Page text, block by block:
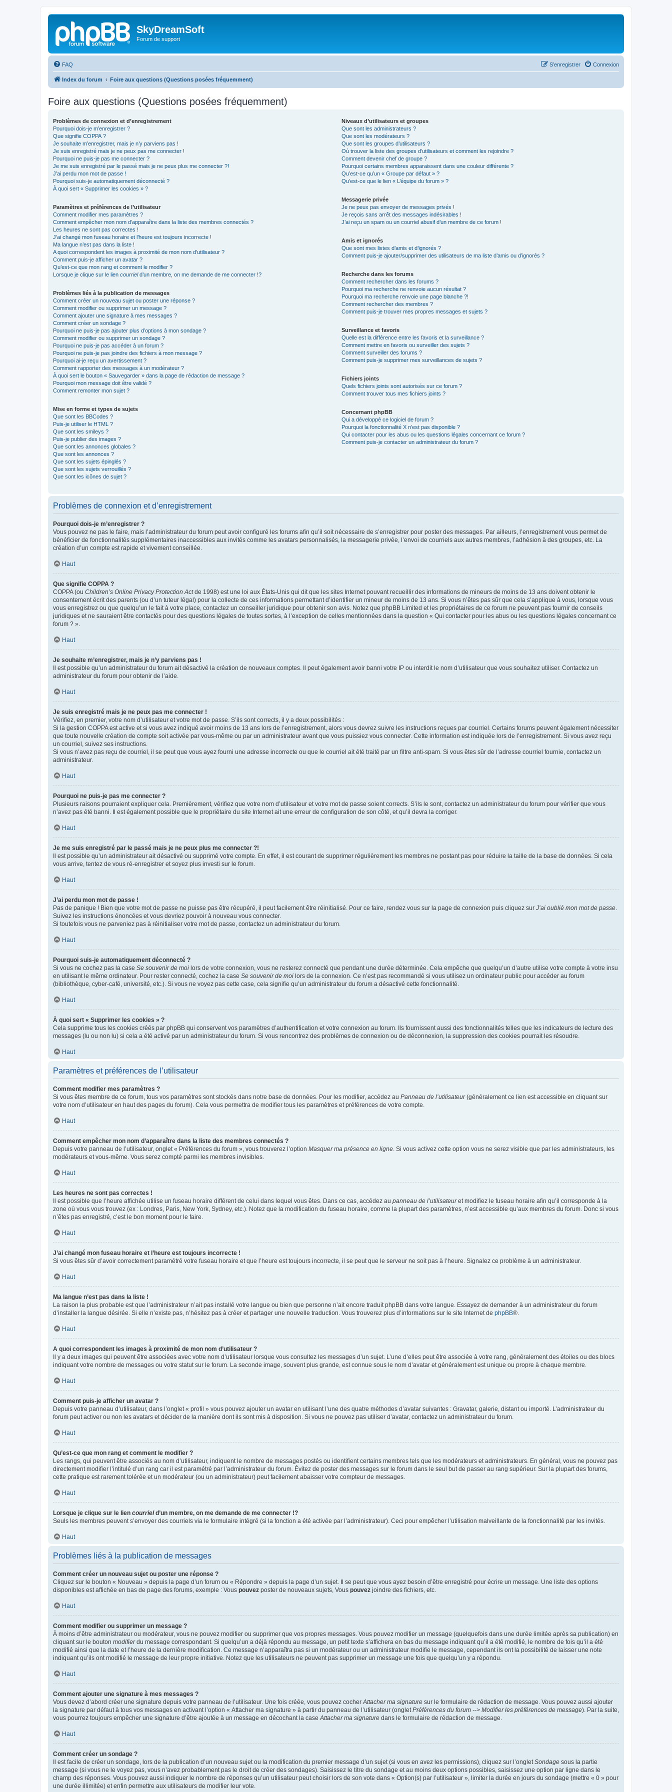
SkyDreamSoft
Forum de support
FAQ Connexion
S’enregistrer
Index du forum Foire aux questions (Questions posées fréquemment)
Foire aux questions (Questions posées fréquemment)
Problèmes de connexion et d’enregistrement
Pourquoi dois-je m’enregistrer ?
Que signifie COPPA ?
Je souhaite m’enregistrer, mais je n’y parviens pas !
Je suis enregistré mais je ne peux pas me connecter !
Pourquoi ne puis-je pas me connecter ?
Je me suis enregistré par le passé mais je ne peux plus me connecter ?!
J’ai perdu mon mot de passe !
Pourquoi suis-je automatiquement déconnecté ?
À quoi sert « Supprimer les cookies » ?
Paramètres et préférences de l’utilisateur
Comment modifier mes paramètres ?
Comment empêcher mon nom d’apparaître dans la liste des membres connectés ?
Les heures ne sont pas correctes !
J’ai changé mon fuseau horaire et l’heure est toujours incorrecte !
Ma langue n’est pas dans la liste !
A quoi correspondent les images à proximité de mon nom d’utilisateur ?
Comment puis-je afficher un avatar ?
Qu’est-ce que mon rang et comment le modifier ?
Lorsque je clique sur le lien courrield’un membre, on me demande de me connecter !?
Problèmes liés à la publication de messages
Comment créer un nouveau sujet ou poster une réponse ?
Comment modifier ou supprimer un message ?
Comment ajouter une signature à mes messages ?
Comment créer un sondage ?
Pourquoi ne puis-je pas ajouter plus d’options à mon sondage ?
Comment modifier ou supprimer un sondage ?
Pourquoi ne puis-je pas accéder à un forum ?
Pourquoi ne puis-je pas joindre des fichiers à mon message ?
Pourquoi ai-je reçu un avertissement ?
Comment rapporter des messages à un modérateur ?
À quoi sert le bouton « Sauvegarder » dans la page de rédaction de message ?
Pourquoi mon message doit être validé ?
Comment remonter mon sujet ?
Mise en forme et types de sujets
Que sont les BBCodes ?
Puis-je utiliser le HTML ?
Que sont les smileys ?
Puis-je publier des images ?
Que sont les annonces globales ?
Que sont les annonces ?
Que sont les sujets épinglés ?
Que sont les sujets verrouillés ?
Que sont les icônes de sujet ?
Niveaux d’utilisateurs et groupes
Que sont les administrateurs ?
Que sont les modérateurs ?
Que sont les groupes d’utilisateurs ?
Où trouver la liste des groupes d’utilisateurs et comment les rejoindre ?
Comment devenir chef de groupe ?
Pourquoi certains membres apparaissent dans une couleur différente ?
Qu’est-ce qu’un « Groupe par défaut » ?
Qu’est-ce que le lien « L’équipe du forum » ?
Messagerie privée
Je ne peux pas envoyer de messages privés !
Je reçois sans arrêt des messages indésirables !
J’ai reçu un spam ou un courriel abusif d’un membre de ce forum !
Amis et ignorés
Que sont mes listes d’amis et d’ignorés ?
Comment puis-je ajouter/supprimer des utilisateurs de ma liste d’amis ou d’ignorés ?
Recherche dans les forums
Comment rechercher dans les forums ?
Pourquoi ma recherche ne renvoie aucun résultat ?
Pourquoi ma recherche renvoie une page blanche ?!
Comment rechercher des membres ?
Comment puis-je trouver mes propres messages et sujets ?
Surveillance et favoris
Quelle est la différence entre les favoris et la surveillance ?
Comment mettre en favoris ou surveiller des sujets ?
Comment surveiller des forums ?
Comment puis-je supprimer mes surveillances de sujets ?
Fichiers joints
Quels fichiers joints sont autorisés sur ce forum ?
Comment trouver tous mes fichiers joints ?
Concernant phpBB
Qui a développé ce logiciel de forum ?
Pourquoi la fonctionnalité X n’est pas disponible ?
Qui contacter pour les abus ou les questions légales concernant ce forum ?
Comment puis-je contacter un administrateur du forum ?
Problèmes de connexion et d’enregistrement
Pourquoi dois-je m’enregistrer ?
Vous pouvez ne pas le faire, mais l’administrateur du forum peut avoir configuré les forums afin qu’il soit nécessaire de s’enregistrer pour poster des messages. Par ailleurs, l’enregistrement vous permet de
bénéficier de fonctionnalités supplémentaires inaccessibles aux invités comme les avatars personnalisés, la messagerie privée, l’envoi de courriels aux autres membres, l’adhésion à des groupes, etc. La
création d’un compte est rapide et vivement conseillée.
Haut
Que signifie COPPA ?
COPPA (ou Children’s Online Privacy Protection Actde 1998) est une loi aux États-Unis qui dit que les sites Internet pouvant recueillir des informations de mineurs de moins de 13 ans doivent obtenir le
consentement écrit des parents (ou d’un tuteur légal) pour la collecte de ces informations permettant d’identifier un mineur de moins de 13 ans. Si vous n’êtes pas sûr que cela s’applique à vous, lorsque vous
vous enregistrez ou que quelqu’un le fait à votre place, contactez un conseiller juridique pour obtenir son avis. Notez que phpBB Limited et les propriétaires de ce forum ne peuvent pas fournir de conseils
juridiques et ne sauraient être contactés pour des questions légales de toutes sortes, à l’exception de celles mentionnées dans la question « Qui contacter pour les abus ou les questions légales concernant ce
forum ? ».
Haut
Je souhaite m’enregistrer, mais je n’y parviens pas !
Il est possible qu’un administrateur du forum ait désactivé la création de nouveaux comptes. Il peut également avoir banni votre IP ou interdit le nom d’utilisateur que vous souhaitez utiliser. Contactez un
administrateur du forum pour obtenir de l’aide.
Haut
Je suis enregistré mais je ne peux pas me connecter !
Vérifiez, en premier, votre nom d’utilisateur et votre mot de passe. S’ils sont corrects, il y a deux possibilités :
Si la gestion COPPA est active et si vous avez indiqué avoir moins de 13 ans lors de l’enregistrement, alors vous devrez suivre les instructions reçues par courriel. Certains forums peuvent également nécessiter
que toute nouvelle création de compte soit activée par vous-même ou par un administrateur avant que vous puissiez vous connecter. Cette information est indiquée lors de l’enregistrement. Si vous avez reçu
un courriel, suivez ses instructions.
Si vous n’avez pas reçu de courriel, il se peut que vous ayez fourni une adresse incorrecte ou que le courriel ait été traité par un filtre anti-spam. Si vous êtes sûr de l’adresse courriel fournie, contactez un
administrateur.
Haut
Pourquoi ne puis-je pas me connecter ?
Plusieurs raisons pourraient expliquer cela. Premièrement, vérifiez que votre nom d’utilisateur et votre mot de passe soient corrects. S’ils le sont, contactez un administrateur du forum pour vérifier que vous
n’avez pas été banni. Il est également possible que le propriétaire du site Internet ait une erreur de configuration de son côté, et qu’il devra la corriger.
Haut
Je me suis enregistré par le passé mais je ne peux plus me connecter ?!
Il est possible qu’un administrateur ait désactivé ou supprimé votre compte. En effet, il est courant de supprimer régulièrement les membres ne postant pas pour réduire la taille de la base de données. Si cela
vous arrive, tentez de vous ré-enregistrer et soyez plus investi sur le forum.
Haut
J’ai perdu mon mot de passe !
Pas de panique ! Bien que votre mot de passe ne puisse pas être récupéré, il peut facilement être réinitialisé. Pour ce faire, rendez vous sur la page de connexion puis cliquez sur J’ai oublié mon mot de passe
Suivez les instructions énoncées et vous devriez pouvoir à nouveau vous connecter.
Si toutefois vous ne parveniez pas à réinitialiser votre mot de passe, contactez un administrateur du forum.
Haut
Pourquoi suis-je automatiquement déconnecté ?
Si vous ne cochez pas la case Se souvenir de moi lors de votre connexion, vous ne resterez connecté que pendant une durée déterminée. Cela empêche que quelqu’un d’autre utilise votre compte à votre insu
en utilisant le même ordinateur. Pour rester connecté, cochez la case Se souvenir de moi lors de la connexion. Ce n’est pas recommandé si vous utilisez un ordinateur public pour accéder au forum
(bibliothèque, cyber-café, université, etc.). Si vous ne voyez pas cette case, cela signifie qu’un administrateur du forum a désactivé cette fonctionnalité.
Haut
À quoi sert « Supprimer les cookies » ?
Cela supprime tous les cookies créés par phpBB qui conservent vos paramètres d’authentification et votre connexion au forum. Ils fournissent aussi des fonctionnalités telles que les indicateurs de lecture des
messages (lu ou non lu) si cela a été activé par un administrateur du forum. Si vous rencontrez des problèmes de connexion ou de déconnexion, la suppression des cookies pourrait les résoudre.
Haut
Paramètres et préférences de l’utilisateur
Comment modifier mes paramètres ?
Si vous êtes membre de ce forum, tous vos paramètres sont stockés dans notre base de données. Pour les modifier, accédez au Panneau de l’utilisateur(généralement ce lien est accessible en cliquant sur
votre nom d’utilisateur en haut des pages du forum). Cela vous permettra de modifier tous les paramètres et préférences de votre compte.
Haut
Comment empêcher mon nom d’apparaître dans la liste des membres connectés ?
Depuis votre panneau de l’utilisateur, onglet « Préférences du forum », vous trouverez l’option Masquer ma présence en ligne . Si vous activez cette option vous ne serez visible que par les administrateurs, les
modérateurs et vous-même. Vous serez compté parmi les membres invisibles.
Haut
Les heures ne sont pas correctes !
Il est possible que l’heure affichée utilise un fuseau horaire différent de celui dans lequel vous êtes. Dans ce cas, accédez au panneau de l’utilisateuret modifiez le fuseau horaire afin qu’il corresponde à la
zone où vous vous trouvez (ex : Londres, Paris, New York, Sydney, etc.). Notez que la modification du fuseau horaire, comme la plupart des paramètres, n’est accessible qu’aux membres du forum. Donc si vous
n’êtes pas enregistré, c’est le bon moment pour le faire.
Haut
J’ai changé mon fuseau horaire et l’heure est toujours incorrecte !
Si vous êtes sûr d’avoir correctement paramétré votre fuseau horaire et que l’heure est toujours incorrecte, il se peut que le serveur ne soit pas à l’heure. Signalez ce problème à un administrateur.
Haut
Ma langue n’est pas dans la liste !
La raison la plus probable est que l’administrateur n’ait pas installé votre langue ou bien que personne n’ait encore traduit phpBB dans votre langue. Essayez de demander à un administrateur du forum
d’installer la langue désirée. Si elle n’existe pas, n’hésitez pas à créer et partager une nouvelle traduction. Vous trouverez plus d’informations sur le site Internet de phpBB®.
Haut
A quoi correspondent les images à proximité de mon nom d’utilisateur ?
Il y a deux images qui peuvent être associées avec votre nom d’utilisateur lorsque vous consultez les messages d’un sujet. L’une d’elles peut être associée à votre rang, généralement des étoiles ou des blocs
indiquant votre nombre de messages ou votre statut sur le forum. La seconde image, souvent plus grande, est connue sous le nom d’avatar et généralement est unique ou propre à chaque membre.
Haut
Comment puis-je afficher un avatar ?
Depuis votre panneau d’utilisateur, dans l’onglet « profil » vous pouvez ajouter un avatar en utilisant l’une des quatre méthodes d’avatar suivantes : Gravatar, galerie, distant ou importé. L’administrateur du
forum peut activer ou non les avatars et décider de la manière dont ils sont mis à disposition. Si vous ne pouvez pas utiliser d’avatar, contactez un administrateur du forum.
Haut
Qu’est-ce que mon rang et comment le modifier ?
Les rangs, qui peuvent être associés au nom d’utilisateur, indiquent le nombre de messages postés ou identifient certains membres tels que les modérateurs et administrateurs. En général, vous ne pouvez pas
directement modifier l’intitulé d’un rang car il est paramétré par l’administrateur du forum. Évitez de poster des messages sur le forum dans le seul but de passer au rang supérieur. Sur la plupart des forums,
cette pratique est rarement tolérée et un modérateur (ou un administrateur) peut facilement abaisser votre compteur de messages.
Haut
Lorsque je clique sur le lien courrield’un membre, on me demande de me connecter !?
Seuls les membres peuvent s’envoyer des courriels via le formulaire intégré (si la fonction a été activée par l’administrateur). Ceci pour empêcher l’utilisation malveillante de la fonctionnalité par les invités.
Haut
Problèmes liés à la publication de messages
Comment créer un nouveau sujet ou poster une réponse ?
Cliquez sur le bouton « Nouveau » depuis la page d’un forum ou « Répondre » depuis la page d’un sujet. Il se peut que vous ayez besoin d’être enregistré pour écrire un message. Une liste des options
disponibles est affichée en bas de page des forums, exemple : Vous pouvez poster de nouveaux sujets, Vous pouvez joindre des fichiers, etc.
Haut
Comment modifier ou supprimer un message ?
À moins d’être administrateur ou modérateur, vous ne pouvez modifier ou supprimer que vos propres messages. Vous pouvez modifier un message (quelquefois dans une durée limitée après sa publication) en
cliquant sur le bouton modifierdu message correspondant. Si quelqu’un a déjà répondu au message, un petit texte s’affichera en bas du message indiquant qu’il a été modifié, le nombre de fois qu’il a été
modifié ainsi que la date et l’heure de la dernière modification. Ce message n’apparaîtra pas si un modérateur ou un administrateur modifie le message, cependant ils ont la possibilité de laisser une note
indiquant qu’ils ont modifié le message de leur propre initiative. Notez que les utilisateurs ne peuvent pas supprimer un message une fois que quelqu’un y a répondu.
Haut
Comment ajouter une signature à mes messages ?
Vous devez d’abord créer une signature depuis votre panneau de l’utilisateur. Une fois créée, vous pouvez cocher Attacher ma signature sur le formulaire de rédaction de message. Vous pouvez aussi ajouter
la signature par défaut à tous vos messages en activant l’option « Attacher ma signature » à partir du panneau de l’utilisateur (onglet Préférences du forum --> Modifier les préférences de message). Par la suite,
vous pourrez toujours empêcher une signature d’être ajoutée à un message en décochant la case Attacher ma signature dans le formulaire de rédaction de message.
Haut
Comment créer un sondage ?
Il est facile de créer un sondage, lors de la publication d’un nouveau sujet ou la modification du premier message d’un sujet (si vous en avez les permissions), cliquez sur l’onglet Sondage sous la partie
message (si vous ne le voyez pas, vous n’avez probablement pas le droit de créer des sondages). Saisissez le titre du sondage et au moins deux options possibles, saisissez une option par ligne dans le
champ des réponses. Vous pouvez aussi indiquer le nombre de réponses qu’un utilisateur peut choisir lors de son vote dans « Option(s) par l’utilisateur », limiter la durée en jours du sondage (mettre « 0 » pour
une durée illimitée) et enfin permettre aux utilisateurs de modifier leur vote.